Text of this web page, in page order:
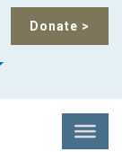
Donate >